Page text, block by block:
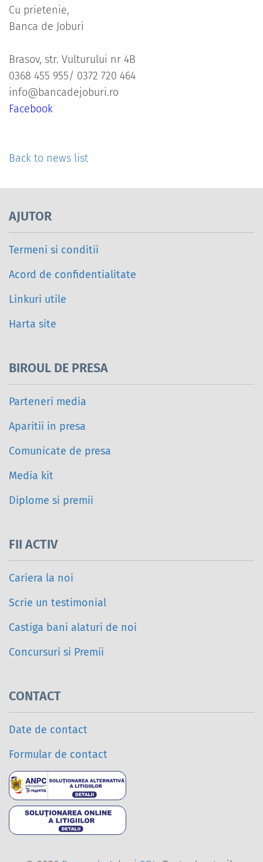
Cu prietenie,
Banca de Joburi
Brasov, str. Vulturului nr 4B
0368 455 955/ 0372 720 464
info@bancadejoburi.ro
Facebook
Back to news list
AJUTOR
Termeni si conditii
Acord de confidentialitate
Linkuri utile
Harta site
BIROUL DE PRESA
Parteneri media
Aparitii in presa
Comunicate de presa
Media kit
Diplome si premii
FII ACTIV
Cariera la noi
Scrie un testimonial
Castiga bani alaturi de noi
Concursuri si Premii
CONTACT
Date de contact
Formular de contact